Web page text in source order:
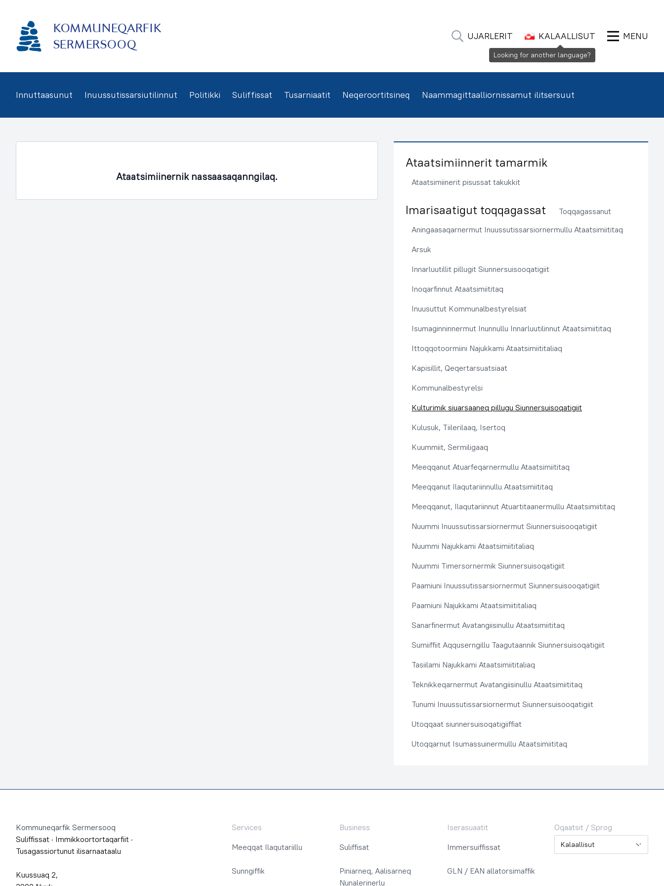
KOMMUNEQARFIK
SERMERSOOQ
UJARLERIT KALAALLISUT MENU
Innuttaasunut Inuussutissarsiutilinnut Politikki Suliffissat Tusarniaatit Neqeroortitsineq Naammagittaalliornissamut ilitsersuut
Ataatsimiinernik nassaasaqanngilaq.
Ataatsimiinnerit tamarmik
Ataatsimiinerit pisussat takukkit
Imarisaatigut toqqagassat
Toqqagassanut
Aningaasaqarnermut Inuussutissarsiornermullu Ataatsimiititaq
Arsuk
Innarluutillit pillugit Siunnersuisooqatigiit
Inoqarfinnut Ataatsimiititaq
Inuusuttut Kommunalbestyrelsiat
Isumaginninnermut Inunnullu Innarluutilinnut Ataatsimiititaq
Ittoqqotoormiini Najukkami Ataatsimiititaliaq
Kapisillit, Qeqertarsuatsiaat
Kommunalbestyrelsi
Kulturimik siuarsaaneq pillugu Siunnersuisoqatigiit
Kulusuk, Tiilerilaaq, Isertoq
Kuummiit, Sermiligaaq
Meeqqanut Atuarfeqarnermullu Ataatsimiititaq
Meeqqanut Ilaqutariinnullu Ataatsimiititaq
Meeqqanut, Ilaqutariinnut Atuartitaanermullu Ataatsimiititaq
Nuummi Inuussutissarsiornermut Siunnersuisooqatigiit
Nuummi Najukkami Ataatsimiititaliaq
Nuummi Timersornermik Siunnersuisoqatigiit
Paamiuni Inuussutissarsiornermut Siunnersuisooqatigiit
Paamiuni Najukkami Ataatsimiititaliaq
Sanarfinermut Avatangiisinullu Ataatsimiititaq
Sumiiffiit Aqquserngillu Taagutaannik Siunnersuisoqatigiit
Tasiilami Najukkami Ataatsimiititaliaq
Teknikkeqarnermut Avatangiisinullu Ataatsimiititaq
Tunumi Inuussutissarsiornermut Siunnersuisooqatigiit
Utoqqaat siunnersuisoqatigiiffiat
Utoqqarnut Isumassuinermullu Ataatsimiititaq
Kommuneqarfik Sermersooq
Suliffissat · Immikkoortortaqarfiit ·
Tusagassiortunut ilisarnaataalu
Kuussuaq 2,
Services
Meeqqat Ilaqutariillu
Sunngiffik
Business
Suliffisat
Piniarneq, Aalisarneq
Nunalerinerlu
Iserasuaatit
Immersuiffissat
GLN / EAN allatorsimaffik
Oqaatsit / Sprog
Oqaatsit / Sprog
Looking for another language?